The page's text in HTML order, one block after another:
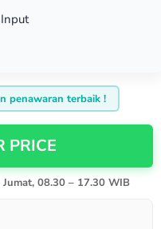
penawaran terbaik !
PRICE
Jumat, 08.30 – 17.30 WIB